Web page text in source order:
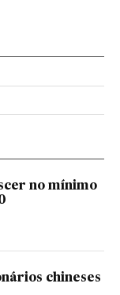
no mínimo
chineses